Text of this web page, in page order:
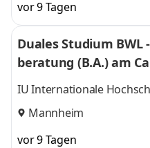
vor 9 Tagen
Duales Studium BWL
beratung (B.A.) am
IU Internationale
Mannheim
vor 9 Tagen